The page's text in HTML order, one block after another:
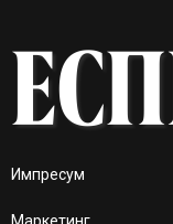
Импресум